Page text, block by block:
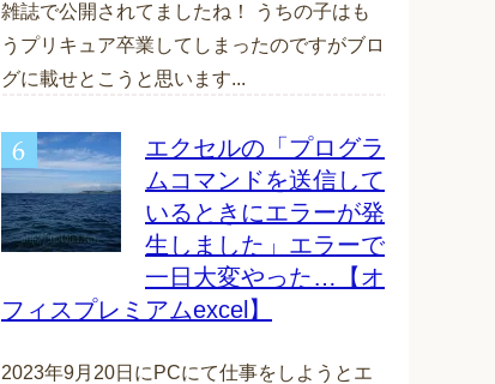
雑誌で公開されてましたね！ うちの子はも
うプリキュア卒業してしまったのですがブロ
グに載せとこうと思います...
エクセルの「プログラ
ムコマンドを送信して
いるときにエラーが発
生しました」エラーで
一日大変やった…【オ
フィスプレミアムexcel】
2023年9月20日にPCにて仕事をしようとエ